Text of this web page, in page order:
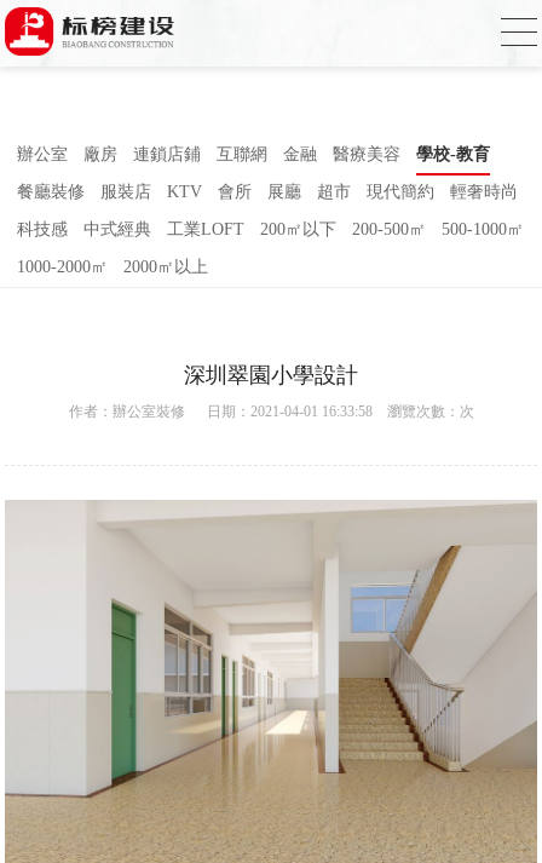
合欢视频下载,合欢视频污污污,合欢视频
APP下载汅,合欢视频免费在线观看
辦公室 廠房 連鎖店鋪 互聯網 金融 醫療美容 學校-教育
餐廳裝修 服裝店 KTV 會所 展廳 超市 現代簡約 輕奢時尚
科技感 中式經典 工業LOFT 200㎡以下 200-500㎡ 500-1000㎡
1000-2000㎡ 2000㎡以上
深圳翠園小學設計
作者： 辦公室裝修 日期：2021-04-01 16:33:58 瀏覽次數： 次